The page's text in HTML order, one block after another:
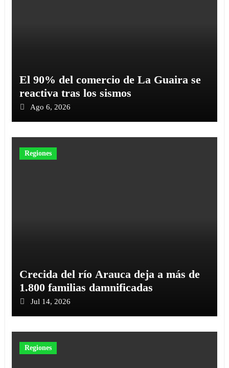
El 90% del comercio de La Guaira se
reactiva tras los sismos
Ago 6, 2026
Regiones
Crecida del río Arauca deja a más de
1.800 familias damnificadas
Jul 14, 2026
Regiones